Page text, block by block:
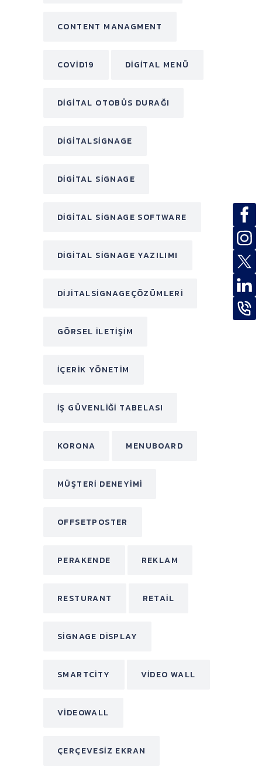
CONTENT MANAGMENT
COVID19 DIGITAL MENÜ
DIGITAL OTOBÜS DURAĞI
DIGITALSIGNAGE
DIGITAL SIGNAGE
DIGITAL SIGNAGE SOFTWARE
DIGITAL SIGNAGE YAZILIMI
DIJITALSIGNAGEÇÖZÜMLERI
GÖRSEL ILETIŞIM
IÇERIK YÖNETIM
IŞ GÜVENLIĞI TABELASI
KORONA MENUBOARD
MÜŞTERI DENEYIMI
OFFSETPOSTER
PERAKENDE REKLAM
RESTURANT RETAIL
SIGNAGE DISPLAY
SMARTCITY VIDEO WALL
VIDEOWALL
ÇERÇEVESIZ EKRAN